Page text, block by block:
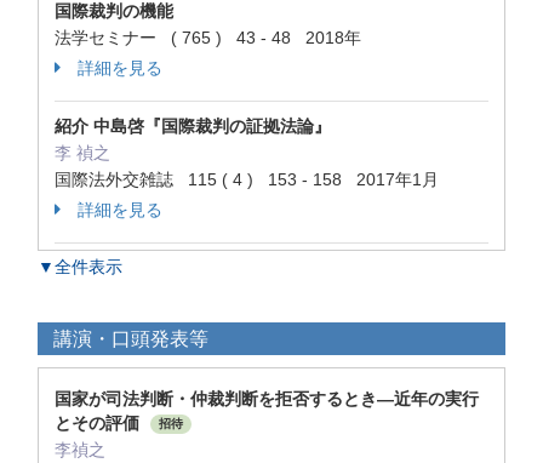
国際裁判の機能
法学セミナー ( 765 ) 43 - 48 2018年
詳細を見る
紹介 中島啓『国際裁判の証拠法論』
李 禎之
国際法外交雑誌 115 ( 4 ) 153 - 158 2017年1月
詳細を見る
▼全件表示
講演・口頭発表等
国家が司法判断・仲裁判断を拒否するとき―近年の実行
とその評価
招待
李禎之